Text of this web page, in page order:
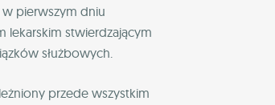
pierwszym dniu
lekarskim stwierdzającym
służbowych.
przede wszystkim